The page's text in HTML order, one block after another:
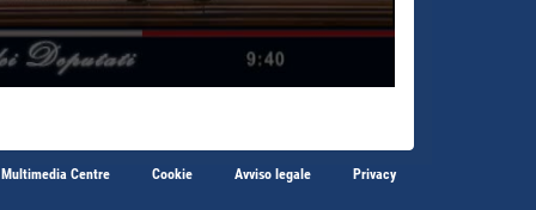
Centre Cookie Avviso legale Privacy